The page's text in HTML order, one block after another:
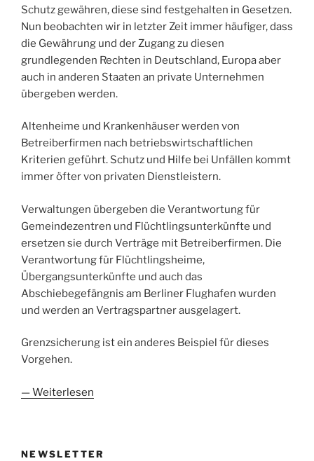
Schutz gewähren, diese sind festgehalten in Gesetzen.
Nun beobachten wir in letzter Zeit immer häufiger, dass
die Gewährung und der Zugang zu diesen
grundlegenden Rechten in Deutschland, Europa aber
auch in anderen Staaten an private Unternehmen
übergeben werden.
Altenheime und Krankenhäuser werden von
Betreiberfirmen nach betriebswirtschaftlichen
Kriterien geführt. Schutz und Hilfe bei Unfällen kommt
immer öfter von privaten Dienstleistern.
Verwaltungen übergeben die Verantwortung für
Gemeindezentren und Flüchtlingsunterkünfte und
ersetzen sie durch Verträge mit Betreiberfirmen. Die
Verantwortung für Flüchtlingsheime,
Übergangsunterkünfte und auch das
Abschiebegefängnis am Berliner Flughafen wurden
und werden an Vertragspartner ausgelagert.
Grenzsicherung ist ein anderes Beispiel für dieses
Vorgehen.
— Weiterlesen
NEWSLETTER